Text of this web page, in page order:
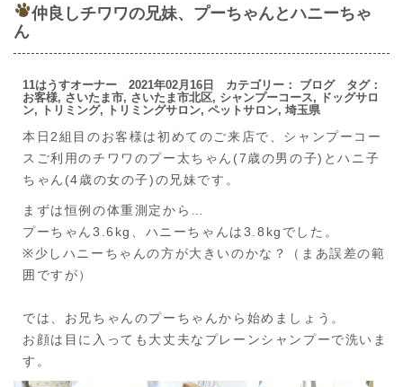
仲良しチワワの兄妹、プーちゃんとハニーちゃ
ん
11はうすオーナー 2021年02月16日 カテゴリー： ブログタグ：
お客様, さいたま市, さいたま市北区, シャンプーコース,
ドッグサロ
ン, トリミング, トリミングサロン, ペットサロン, 埼玉県
本日2組目のお客様は初めてのご来店で、シャンプーコー
スご利用のチワワのプー太ちゃん(7歳の男の子)とハニ子
ちゃん(4歳の女の子)の兄妹です。
まずは恒例の体重測定から…
プーちゃん3.6kg、ハニーちゃんは3.8kgでした。
※少しハニーちゃんの方が大きいのかな？（まあ誤差の範
囲ですが）
では、お兄ちゃんのプーちゃんから始めましょう。
お顔は目に入っても大丈夫なプレーンシャンプーで洗いま
す。